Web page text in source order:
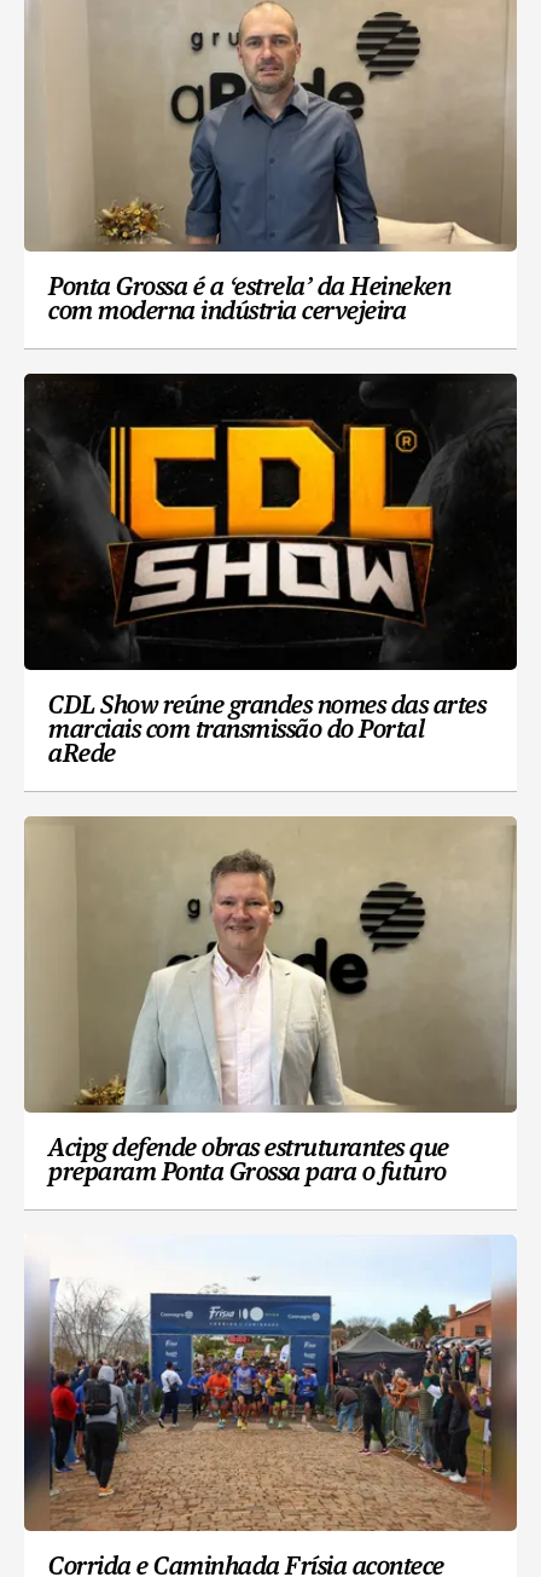
Ponta Grossa é a ‘estrela’ da Heineken
com moderna indústria cervejeira
CDL Show reúne grandes nomes das artes
marciais com transmissão do Portal
aRede
Acipg defende obras estruturantes que
preparam Ponta Grossa para o futuro
Corrida e Caminhada Frísia acontece